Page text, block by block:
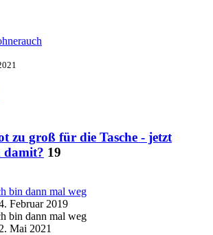
zu groß für die Tasche - jetzt
damit? 19
bin dann mal weg
Februar 2019
bin dann mal weg
Mai 2021